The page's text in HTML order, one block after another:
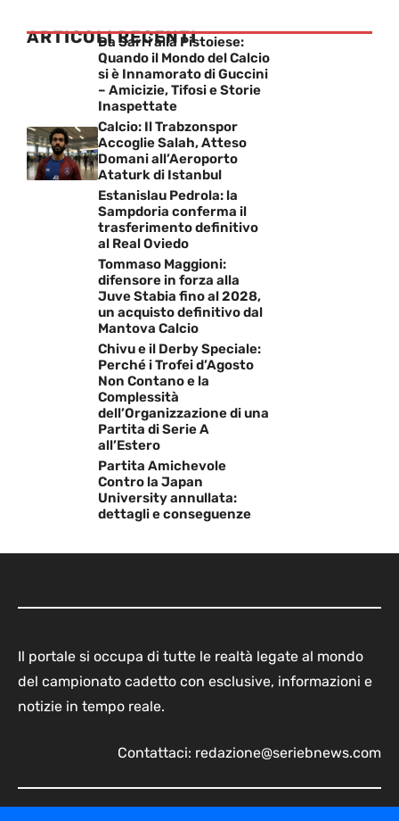
ARTICOLI RECENTI
Da Sarri alla Pistoiese:
Quando il Mondo del Calcio
si è Innamorato di Guccini
– Amicizie, Tifosi e Storie
Inaspettate
Calcio: Il Trabzonspor
Accoglie Salah, Atteso
Domani all’Aeroporto
Ataturk di Istanbul
Estanislau Pedrola: la
Sampdoria conferma il
trasferimento definitivo
al Real Oviedo
Tommaso Maggioni:
difensore in forza alla
Juve Stabia fino al 2028,
un acquisto definitivo dal
Mantova Calcio
Chivu e il Derby Speciale:
Perché i Trofei d’Agosto
Non Contano e la
Complessità
dell’Organizzazione di una
Partita di Serie A
all’Estero
Partita Amichevole
Contro la Japan
University annullata:
dettagli e conseguenze
Il portale si occupa di tutte le realtà legate al mondo
del campionato cadetto con esclusive, informazioni e
notizie in tempo reale.
Contattaci: redazione@seriebnews.com